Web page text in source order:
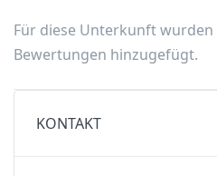
Für diese Unterkunft
Bewertungen hinzugefügt.
KONTAKT